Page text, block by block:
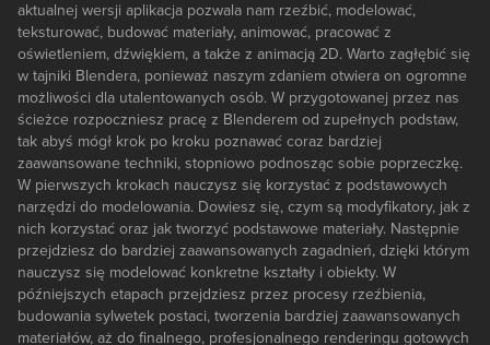
aktualnej wersji aplikacja pozwala nam rzeźbić, modelować,
teksturować, budować materiały, animować, pracować z
oświetleniem, dźwiękiem, a także z animacją 2D. Warto zagłębić się
w tajniki Blendera, ponieważ naszym zdaniem otwiera on ogromne
możliwości dla utalentowanych osób. W przygotowanej przez nas
ścieżce rozpoczniesz pracę z Blenderem od zupełnych podstaw,
tak abyś mógł krok po kroku poznawać coraz bardziej
zaawansowane techniki, stopniowo podnosząc sobie poprzeczkę.
W pierwszych krokach nauczysz się korzystać z podstawowych
narzędzi do modelowania. Dowiesz się, czym są modyfikatory, jak z
nich korzystać oraz jak tworzyć podstawowe materiały. Następnie
przejdziesz do bardziej zaawansowanych zagadnień, dzięki którym
nauczysz się modelować konkretne kształty i obiekty. W
późniejszych etapach przejdziesz przez procesy rzeźbienia,
budowania sylwetek postaci, tworzenia bardziej zaawansowanych
materiałów, aż do finalnego, profesjonalnego renderingu gotowych